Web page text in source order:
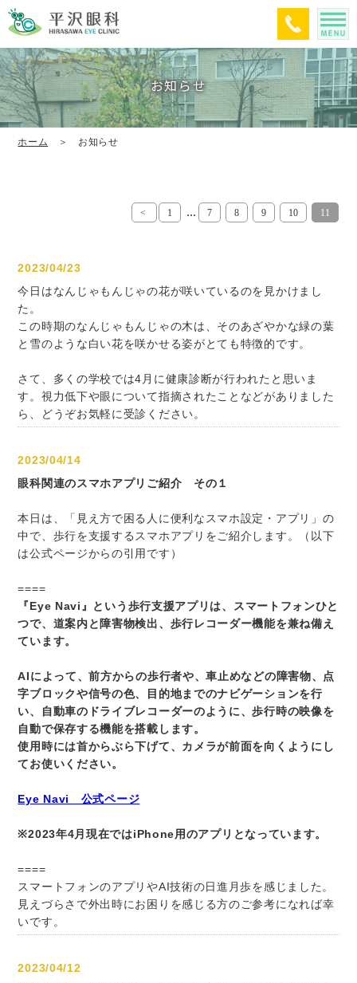
お知らせ
ホーム ＞ お知らせ
< 1 ... 7 8 9 10 11
2023/04/23
今日はなんじゃもんじゃの花が咲いているのを見かけまし
た。
この時期のなんじゃもんじゃの木は、そのあざやかな緑の葉
と雪のような白い花を咲かせる姿がとても特徴的です。
さて、多くの学校では4月に健康診断が行われたと思いま
す。視力低下や眼について指摘されたことなどがありました
ら、どうぞお気軽に受診ください。
2023/04/14
眼科関連のスマホアプリご紹介 その１
本日は、「見え方で困る人に便利なスマホ設定・アプリ」の
中で、歩行を支援するスマホアプリをご紹介します。（以下
は公式ページからの引用です）
====
『Eye Navi』という歩行支援アプリは、スマートフォンひと
つで、道案内と障害物検出、歩行レコーダー機能を兼ね備え
ています。
AIによって、前方からの歩行者や、車止めなどの障害物、点
字ブロックや信号の色、目的地までのナビゲーションを行
い、自動車のドライブレコーダーのように、歩行時の映像を
自動で保存する機能を搭載します。
使用時には首からぶら下げて、カメラが前面を向くようにし
てお使いください。
Eye Navi 公式ページ
※2023年4月現在ではiPhone用のアプリとなっています。
====
スマートフォンのアプリやAI技術の日進月歩を感じました。
見えづらさで外出時にお困りを感じる方のご参考になれば幸
いです。
2023/04/12